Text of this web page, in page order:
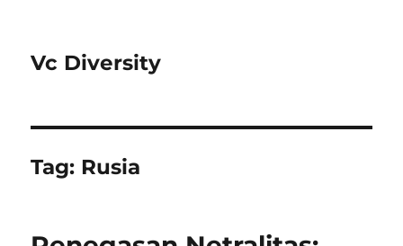
Vc Diversity
Tag: Rusia